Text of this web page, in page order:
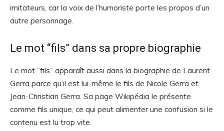
imitateurs, car la voix de l’humoriste porte les propos d’un
autre personnage.
Le mot “fils” dans sa propre biographie
Le mot “fils” apparaît aussi dans la biographie de Laurent
Gerra parce qu’il est lui-même le fils de Nicole Gerra et
Jean-Christian Gerra. Sa page Wikipédia le présente
comme fils unique, ce qui peut alimenter une confusion si le
contenu est lu trop vite.